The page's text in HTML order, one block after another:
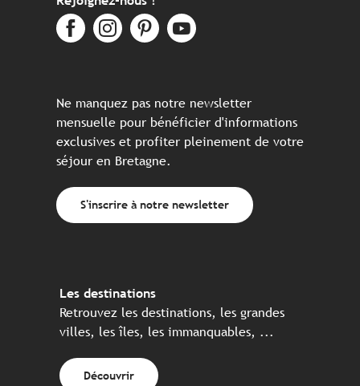
Ne manquez pas notre newsletter
mensuelle pour bénéficier d'informations
exclusives et profiter pleinement de votre
séjour en Bretagne.
S'inscrire à notre newsletter
Les destinations
Retrouvez les destinations, les grandes
villes, les îles, les immanquables, ...
Découvrir